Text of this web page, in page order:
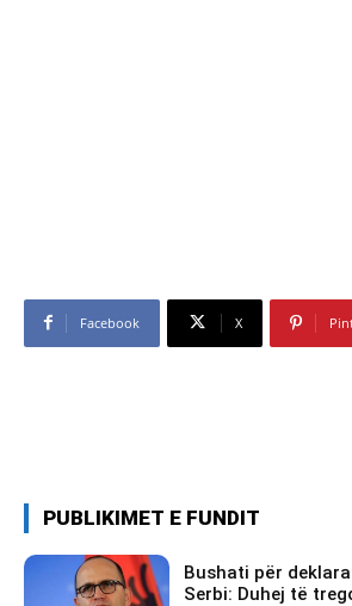
Facebook X
PUBLIKIMET E FUNDIT
Bushati për
Serbi: Duhej të